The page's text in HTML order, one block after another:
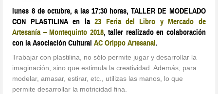
lunes 8 de octubre, a las 17:30 horas, TALLER DE MODELADO
CON PLASTILINA en la23 Feria del Libro y Mercado de
Artesanía – Montequinto 2018, taller realizado en colaboración
con la Asociación CulturalAC OrippoArtesanal.
Trabajar con plastilina, no sólo permite jugar y desarrollar la
imaginación, sino que estimula la creatividad. Además, para
modelar, amasar, estirar, etc., utilizas las manos, lo que
permite desarrollar la motricidad fina.